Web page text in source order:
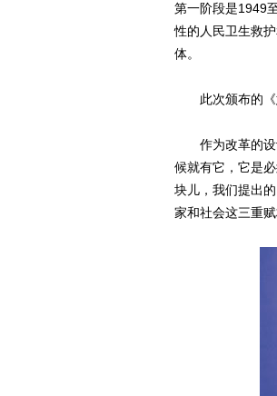
第一阶段是1949
性的人民卫生救
体。
此次颁布的《意
作为改革的设
候就有它，它是
块儿，我们提出
家和社会这三重